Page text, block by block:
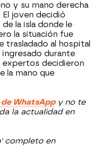
y su mano derecha
joven decidió
la isla donde le
la situación fue
trasladado al hospital
durante
expertos decidieron
la mano que
de WhatsAppy no te
la actualidad en
completo en